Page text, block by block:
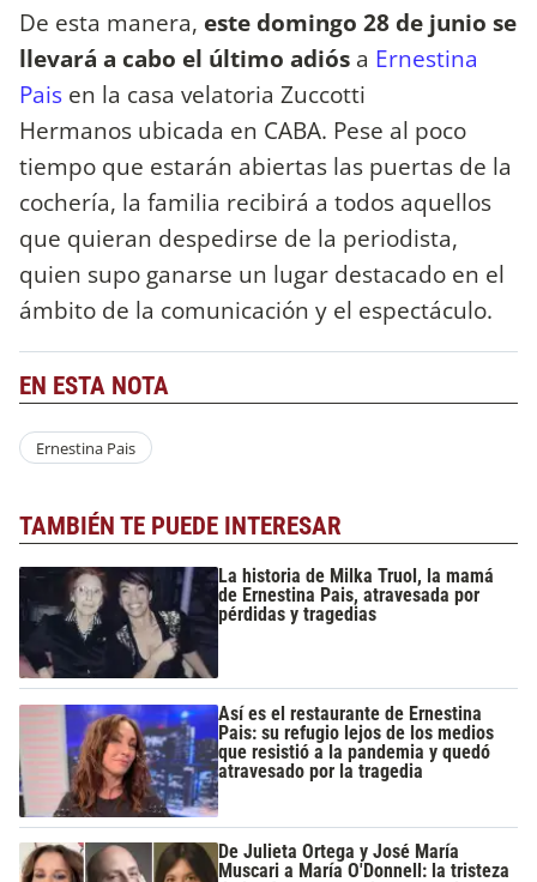
De esta manera, este domingo 28 de junio se
llevará a cabo el último adiós a Ernestina
Pais en la casa velatoria Zuccotti
Hermanos ubicada en CABA. Pese al poco
tiempo que estarán abiertas las puertas de la
cochería, la familia recibirá a todos aquellos
que quieran despedirse de la periodista,
quien supo ganarse un lugar destacado en el
ámbito de la comunicación y el espectáculo.
EN ESTA NOTA
Ernestina Pais
TAMBIÉN TE PUEDE INTERESAR
La historia de Milka Truol, la mamá
de Ernestina Pais, atravesada por
pérdidas y tragedias
Así es el restaurante de Ernestina
Pais: su refugio lejos de los medios
que resistió a la pandemia y quedó
atravesado por la tragedia
De Julieta Ortega y José María
Muscari a María O'Donnell: la tristeza